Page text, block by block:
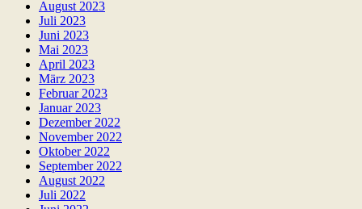
August 2023
Juli 2023
Juni 2023
Mai 2023
April 2023
März 2023
Februar 2023
Januar 2023
Dezember 2022
November 2022
Oktober 2022
September 2022
August 2022
Juli 2022